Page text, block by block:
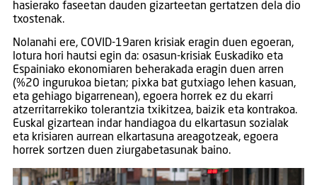
hasierako faseetan dauden gizarteetan gertatzen dela dio
txostenak.
Nolanahi ere, COVID-19aren krisiak eragin duen egoeran,
lotura hori hautsi egin da: osasun-krisiak Euskadiko eta
Espainiako ekonomiaren beherakada eragin duen arren
(%20 ingurukoa bietan; pixka bat gutxiago lehen kasuan,
eta gehiago bigarrenean), egoera horrek ez du ekarri
atzerritarrekiko tolerantzia txikitzea, baizik eta kontrakoa.
Euskal gizartean indar handiagoa du elkartasun sozialak
eta krisiaren aurrean elkartasuna areagotzeak, egoera
horrek sortzen duen ziurgabetasunak baino.